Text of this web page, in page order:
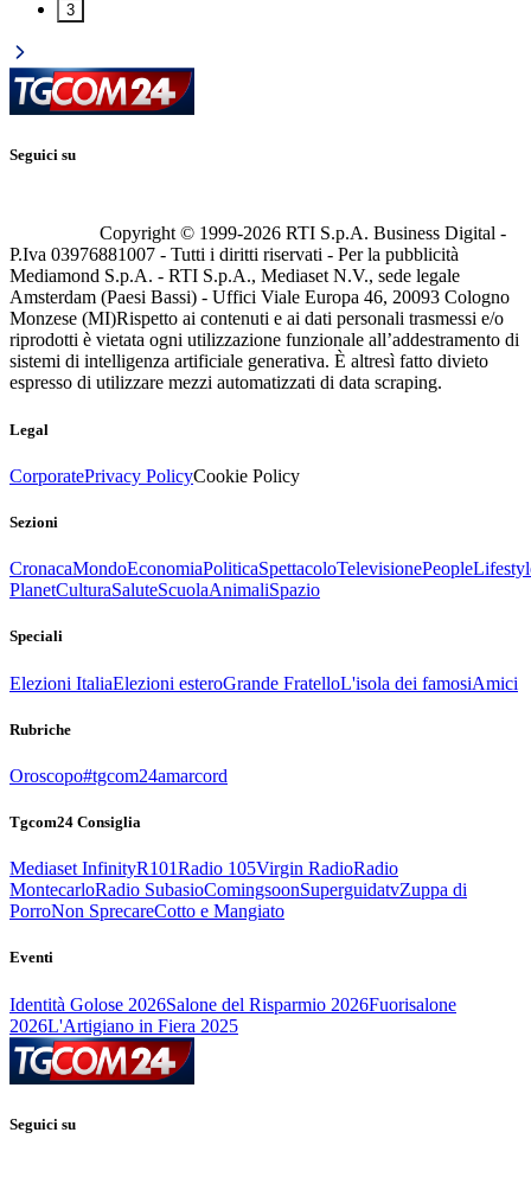
3
Seguici su
Copyright © 1999-2026 RTI S.p.A. Business Digital -
P.Iva 03976881007 - Tutti i diritti riservati - Per la pubblicità
Mediamond S.p.A. - RTI S.p.A., Mediaset N.V., sede legale
Amsterdam (Paesi Bassi) - Uffici Viale Europa 46, 20093 Cologno
Monzese (MI)Rispetto ai contenuti e ai dati personali trasmessi e/o
riprodotti è vietata ogni utilizzazione funzionale all’addestramento di
sistemi di intelligenza artificiale generativa. È altresì fatto divieto
espresso di utilizzare mezzi automatizzati di data scraping.
Legal
CorporatePrivacy PolicyCookie Policy
Sezioni
CronacaMondoEconomiaPoliticaSpettacoloTelevisionePeople
PlanetCulturaSaluteScuolaAnimaliSpazio
Speciali
Elezioni ItaliaElezioni esteroGrande FratelloL'isola dei famosiAmici
Rubriche
Oroscopo#tgcom24amarcord
Tgcom24 Consiglia
Mediaset InfinityR101Radio 105Virgin RadioRadio
MontecarloRadio SubasioComingsoonSuperguidatvZuppa di
PorroNon SprecareCotto e Mangiato
Eventi
Identità Golose 2026Salone del Risparmio 2026Fuorisalone
2026L'Artigiano in Fiera 2025
Seguici su